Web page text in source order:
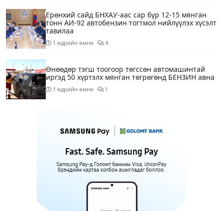
Ерөнхий сайд БНХАУ-аас сар бүр 12-15 мянган
тонн АИ-92 автобензин тогтмол нийлүүлэх хүсэлт
тавилаа
1 өдрийн өмнө 4
Өнөөдөр тэгш тоогоор төгссөн автомашинтай
иргэд 50 хүртэлх мянган төгрөгөнд БЕНЗИН авна
1 өдрийн өмнө 1
Өнөөдөр” Аавуудын баяр”-ын өдөр
1 өдрийн өмнө
Улаанбаатарт 31 хэм дулаан байна
1 өдрийн өмнө